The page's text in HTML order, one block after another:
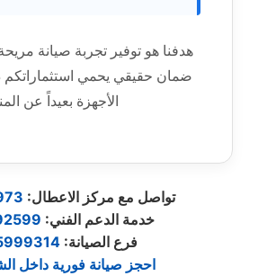
هدفنا هو توفير تجربة صيانة
ضمان حقيقي يحمي استثماراتكم
الأجهزة بعيداً عن
:تواصل مع مركز الاعطال
:خدمة الدعم الفني
:فرع الصيانة
احجز صيانة فورية داخل